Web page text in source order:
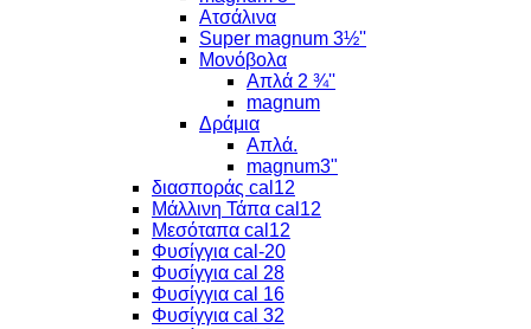
Ατσάλινα
Super magnum 3½''
Μονόβολα
Απλά 2 ¾''
magnum
Δράμια
Απλά.
magnum3"
διασποράς cal12
Μάλλινη Τάπα cal12
Μεσόταπα cal12
Φυσίγγια cal-20
Φυσίγγια cal 28
Φυσίγγια cal 16
Φυσίγγια cal 32